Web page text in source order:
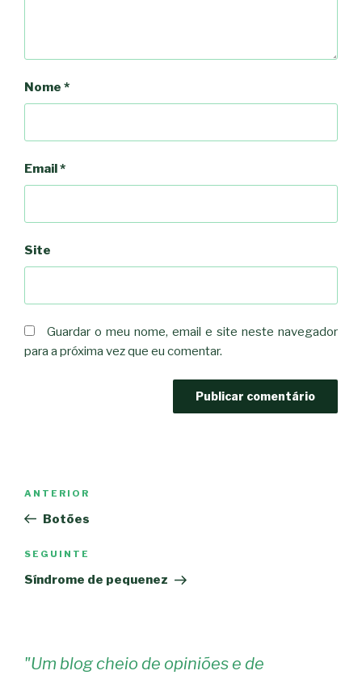
Nome *
Email *
Site
Guardar o meu nome, email e site neste navegador
para a próxima vez que eu comentar.
artigos
Conteúdo
anterior
ANTERIOR
Botões
Conteúdo
seguinte
SEGUINTE
Síndrome de pequenez
"Um blog cheio de opiniões e de